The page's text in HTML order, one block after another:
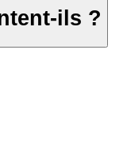
ils ?